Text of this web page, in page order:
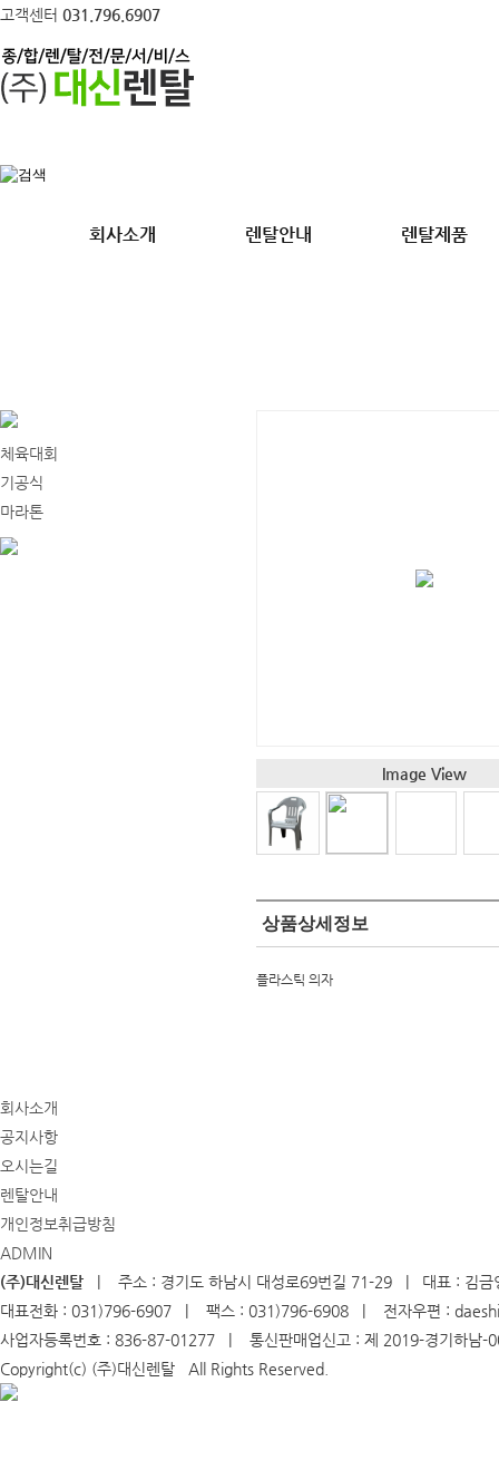
고객센터 031.796.6907
회사소개 렌탈안내 렌탈제품
체육대회
기공식
마라톤
Image View
상품상세정보
플라스틱 의자
회사소개
공지사항
오시는길
렌탈안내
개인정보취급방침
ADMIN
(주)대신렌탈 | 주소 : 경기도 하남시 대성로69번길 71-29 | 대표 : 김금
대표전화 : 031)796-6907 | 팩스 : 031)796-6908 | 전자우편 :
사업자등록번호 : 836-87-01277 | 통신판매업신고 : 제 2019-경기하남
Copyright(c) (주)대신렌탈 All Rights Reserved.